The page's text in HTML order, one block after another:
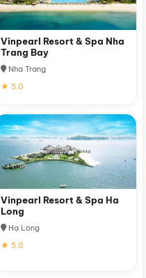
Vinpearl Resort & Spa Nha
Trang Bay
Nha Trang
★ 5.0
Vinpearl Resort & Spa Ha
Long
Hạ Long
★ 5.0